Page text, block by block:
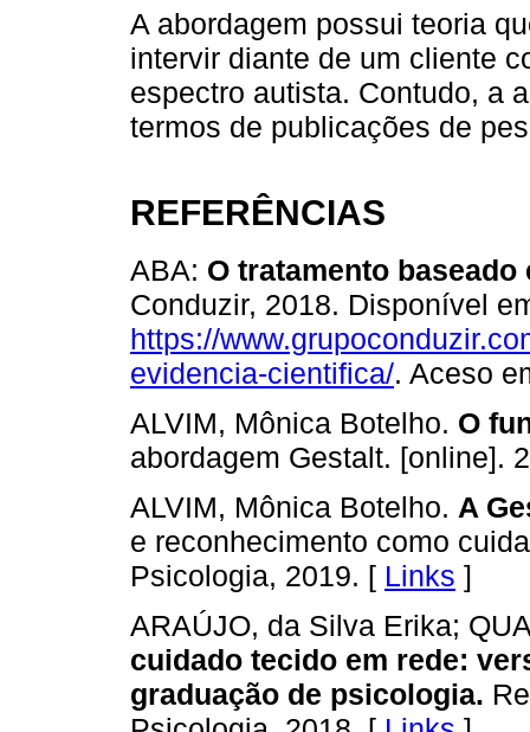
A abordagem possui teoria
intervir diante de um cliente
espectro autista. Contudo, a
termos de publicações de
REFERÊNCIAS
ABA: O tratamento
Conduzir, 2018. Disponível
https://
evidencia-cientifica/. Aceso
ALVIM, Mônica Botelho. O
abordagem Gestalt. [online].
ALVIM, Mônica Botelho. A
e reconhecimento como
Psicologia, 2019. [ Links ]
ARAÚJO, da Silva Erika;
cuidado tecido em rede:
graduação de psicologia.